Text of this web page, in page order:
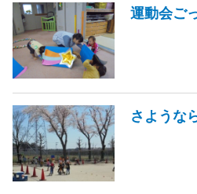
運動会ご
さような